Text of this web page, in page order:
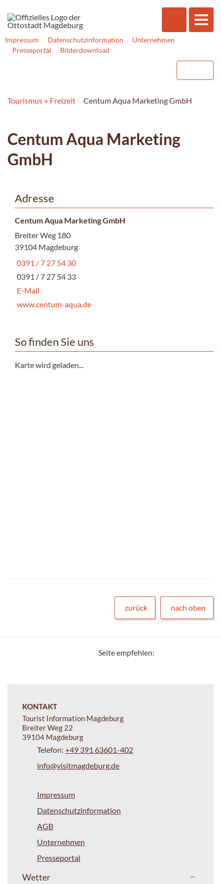
Impressum Datenschutzinformation
Unternehmen
Presseportal
Bilderdownload
Tourismus + Freizeit Centum Aqua Marketing GmbH
Centum Aqua Marketing
GmbH
Adresse
Centum Aqua Marketing GmbH
Breiter Weg 180
39104 Magdeburg
0391 / 7 27 54 30
0391 / 7 27 54 33
E-Mail
www.centum-aqua.de
So finden Sie uns
Karte wird geladen...
zurück nach oben
Seite empfehlen:
KONTAKT
Tourist Information Magdeburg
Breiter Weg 22
39104 Magdeburg
Telefon: +49 391 63601-402
info@visitmagdeburg.de
Impressum
Datenschutzinformation
AGB
Unternehmen
Presseportal
Wetter